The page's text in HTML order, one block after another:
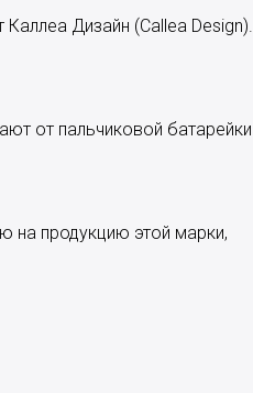
Дизайн (Callea Design).
от пальчиковой батарейки
на продукцию этой марки,